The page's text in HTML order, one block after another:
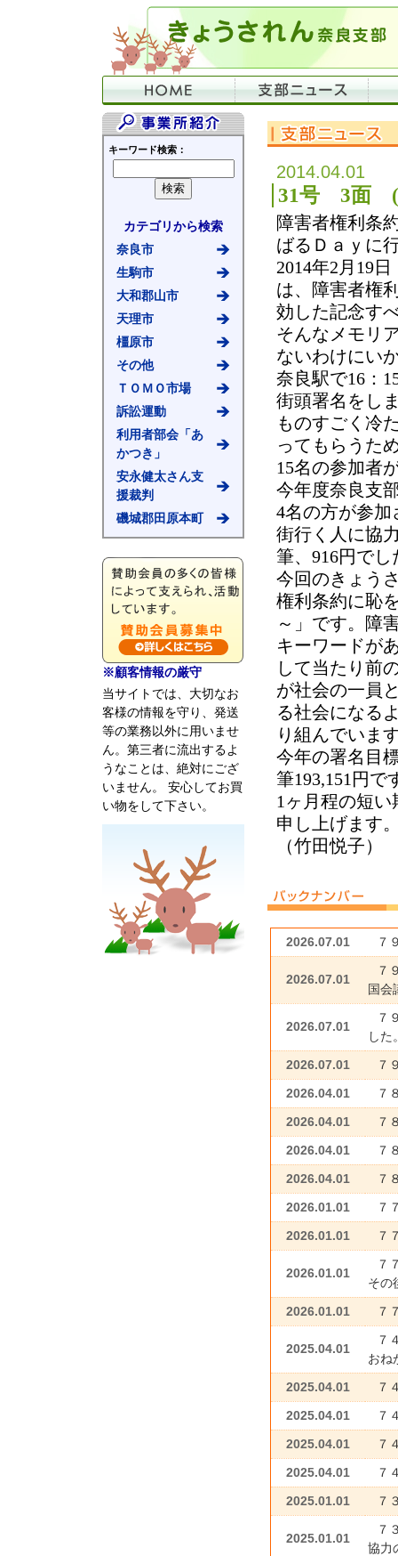
キーワード検索：
カテゴリから検索
奈良市
生駒市
大和郡山市
天理市
橿原市
その他
ＴＯＭＯ市場
訴訟運動
利用者部会「あ
かつき」
安永健太さん支
援裁判
磯城郡田原本町
※顧客情報の厳守
当サイトでは、大切なお
客様の情報を守り、発送
等の業務以外に用いませ
ん。第三者に流出するよ
うなことは、絶対にござ
いません。 安心してお買
い物をして下さい。
2014.04.01
31号 3面
障害者権利条
ばるＤａｙに
2014年2月19
は、障害者権
効した記念す
そんなメモリ
ないわけにい
奈良駅で16：
街頭署名をし
ものすごく冷
ってもらうた
15名の参加
今年度奈良支
4名の方が参
街行く人に協
筆、916円でし
今回のきょう
権利条約に恥
～」です。障
キーワードが
して当たり前
が社会の一員
る社会になる
り組んでいま
今年の署名目
筆193,151円で
1ヶ月程の短
申し上げます
（竹田悦子）
2026.07.01 ７
2026.07.01
７
国会
2026.07.01
７
した
2026.07.01 ７
2026.04.01 ７
2026.04.01 ７
2026.04.01 ７
2026.04.01 ７
2026.01.01 ７
2026.01.01 ７
2026.01.01
７
その
2026.01.01 ７
2025.04.01
７
おね
2025.04.01 ７
2025.04.01 ７
2025.04.01 ７
2025.04.01 ７
2025.01.01 ７
2025.01.01
７
協力